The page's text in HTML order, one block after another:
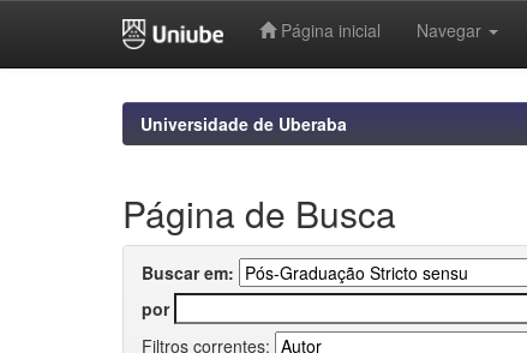
Página inicial Navegar
Universidade de Uberaba
Página de Busca
Buscar em:
por
Filtros correntes: